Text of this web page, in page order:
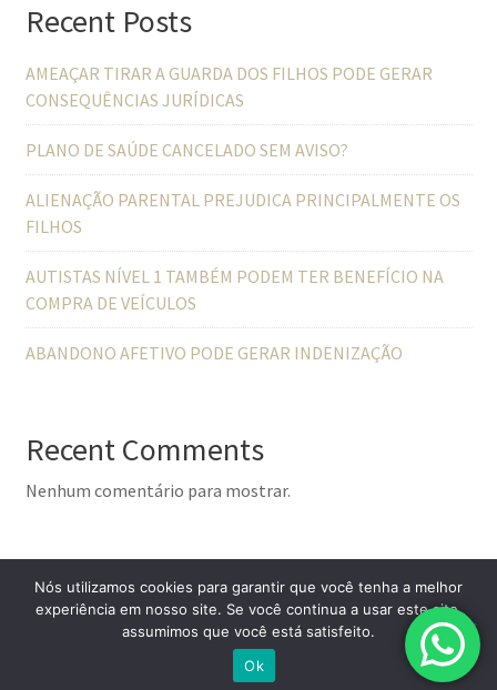
Recent Posts
AMEAÇAR TIRAR A GUARDA DOS FILHOS PODE GERAR
CONSEQUÊNCIAS JURÍDICAS
PLANO DE SAÚDE CANCELADO SEM AVISO?
ALIENAÇÃO PARENTAL PREJUDICA PRINCIPALMENTE OS
FILHOS
AUTISTAS NÍVEL 1 TAMBÉM PODEM TER BENEFÍCIO NA
COMPRA DE VEÍCULOS
ABANDONO AFETIVO PODE GERAR INDENIZAÇÃO
Recent Comments
Nenhum comentário para mostrar.
Lawyer Zone by Acme Themes
Nós utilizamos cookies para garantir que você tenha a melhor
experiência em nosso site. Se você continua a usar este site,
assumimos que você está satisfeito.
Ok